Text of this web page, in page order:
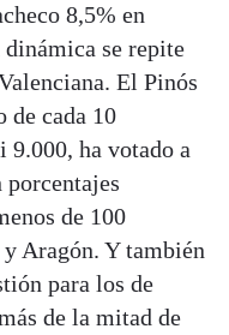
8,5% en
se repite
El Pinós
de cada 10
9.000, ha votado a
de 100
Aragón. Y también
para los de
de la mitad de